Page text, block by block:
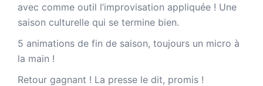
avec comme outil l’improvisation appliquée ! Une
saison culturelle qui se termine bien.
5 animations de fin de saison, toujours un micro à
la main !
Retour gagnant ! La presse le dit, promis !